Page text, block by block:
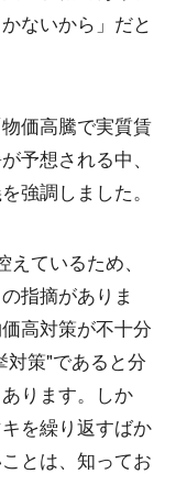
ないから」だと
価高騰で実質賃
予想される中、
強調しました。
ているため、
指摘がありま
高対策が不十分
対策"であると分
ります。しか
を繰り返すばか
とは、知ってお